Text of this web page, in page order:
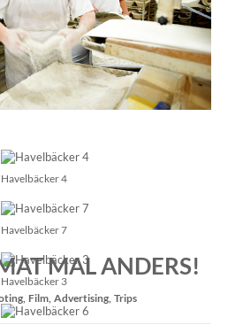
Havelbäcker 4
Havelbäcker 7
Havelbäcker 3
MAL ANDERS!
, Film, Advertising, Trips